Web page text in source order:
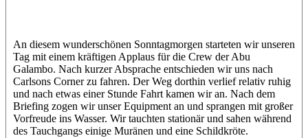
An diesem wunderschönen Sonntagmorgen starteten wir unseren
Tag mit einem kräftigen Applaus für die Crew der Abu
Galambo. Nach kurzer Absprache entschieden wir uns nach
Carlsons Corner zu fahren. Der Weg dorthin verlief relativ ruhig
und nach etwas einer Stunde Fahrt kamen wir an. Nach dem
Briefing zogen wir unser Equipment an und sprangen mit großer
Vorfreude ins Wasser. Wir tauchten stationär und sahen während
des Tauchgangs einige Muränen und eine Schildkröte.